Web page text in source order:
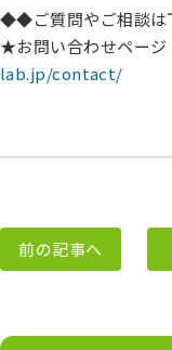
◆◆ご質問やご相談
★お問い合わせペ
lab.jp/contact/
前の記事へ